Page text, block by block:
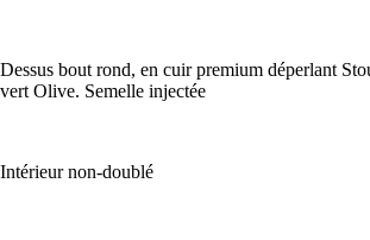
Dessus bout rond, en cuir premium déperlant
vert Olive. Semelle injectée
Intérieur non-doublé